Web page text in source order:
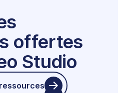
offertes
Studio